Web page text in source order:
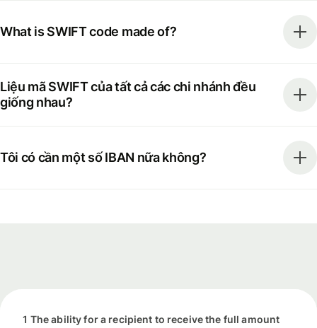
What is SWIFT code made of?
Liệu mã SWIFT của tất cả các chi nhánh đều
giống nhau?
Tôi có cần một số IBAN nữa không?
1 The ability for a recipient to receive the full amount